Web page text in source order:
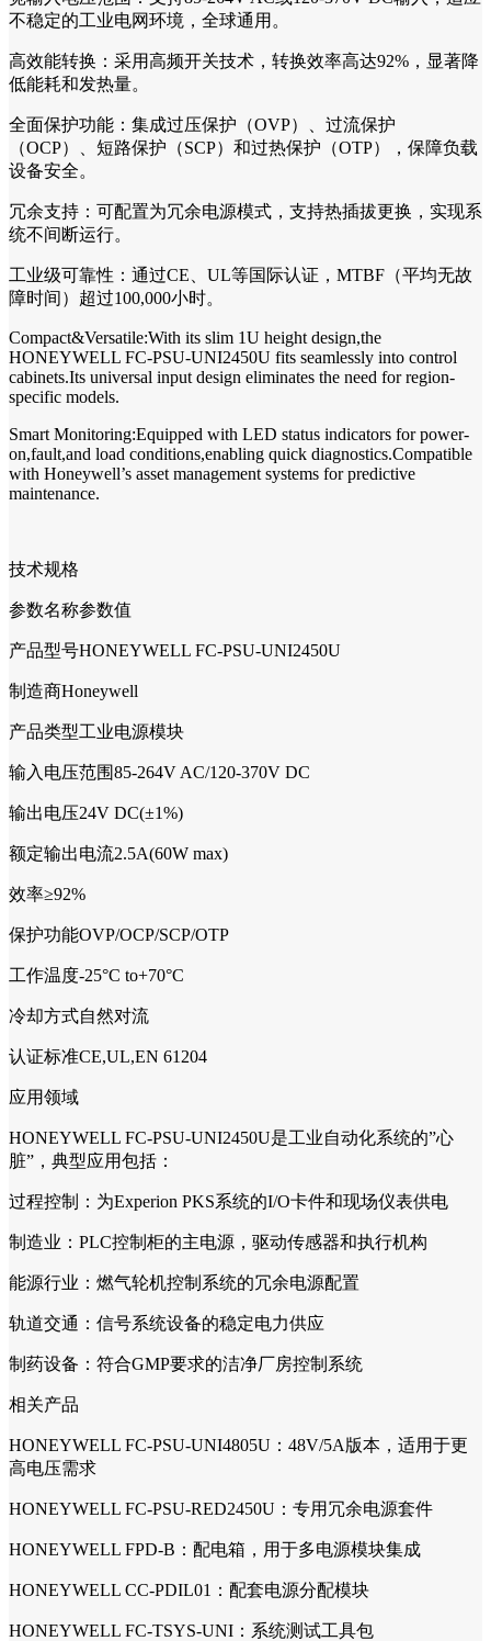
不稳定的工业电网环境，全球通用。
高效能转换：采用高频开关技术，转换效率高达92%，显著降
低能耗和发热量。
全面保护功能：集成过压保护（OVP）、过流保护
（OCP）、短路保护（SCP）和过热保护（OTP），保障负载
设备安全。
冗余支持：可配置为冗余电源模式，支持热插拔更换，实现系
统不间断运行。
工业级可靠性：通过CE、UL等国际认证，MTBF（平均无故
障时间）超过100,000小时。
Compact&Versatile:With its slim 1U height design,the
HONEYWELL FC-PSU-UNI2450U fits seamlessly into control
cabinets.Its universal input design eliminates the need for region-
specific models.
Smart Monitoring:Equipped with LED status indicators for power-
on,fault,and load conditions,enabling quick diagnostics.Compatible
with Honeywell’s asset management systems for predictive
maintenance.
技术规格
参数名称参数值
产品型号HONEYWELL FC-PSU-UNI2450U
制造商Honeywell
产品类型工业电源模块
输入电压范围85-264V AC/120-370V DC
输出电压24V DC(±1%)
额定输出电流2.5A(60W max)
效率≥92%
保护功能OVP/OCP/SCP/OTP
工作温度-25°C to+70°C
冷却方式自然对流
认证标准CE,UL,EN 61204
应用领域
HONEYWELL FC-PSU-UNI2450U是工业自动化系统的”心
脏”，典型应用包括：
过程控制：为Experion PKS系统的I/O卡件和现场仪表供电
制造业：PLC控制柜的主电源，驱动传感器和执行机构
能源行业：燃气轮机控制系统的冗余电源配置
轨道交通：信号系统设备的稳定电力供应
制药设备：符合GMP要求的洁净厂房控制系统
相关产品
HONEYWELL FC-PSU-UNI4805U：48V/5A版本，适用于更
高电压需求
HONEYWELL FC-PSU-RED2450U：专用冗余电源套件
HONEYWELL FPD-B：配电箱，用于多电源模块集成
HONEYWELL CC-PDIL01：配套电源分配模块
HONEYWELL FC-TSYS-UNI：系统测试工具包